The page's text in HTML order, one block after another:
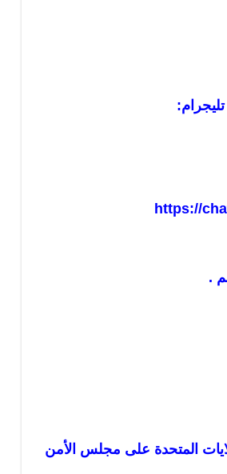
https://
.
المتحدة على مجلس الأمن